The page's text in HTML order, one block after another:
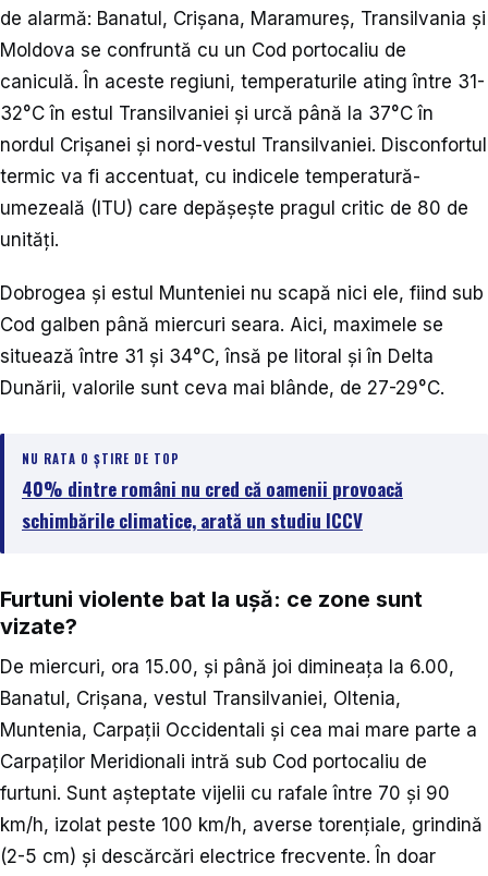
de alarmă: Banatul, Crișana, Maramureș, Transilvania și
Moldova se confruntă cu un Cod portocaliu de
caniculă. În aceste regiuni, temperaturile ating între 31-
32°C în estul Transilvaniei și urcă până la 37°C în
nordul Crișanei și nord-vestul Transilvaniei. Disconfortul
termic va fi accentuat, cu indicele temperatură-
umezeală (ITU) care depășește pragul critic de 80 de
unități.
Dobrogea și estul Munteniei nu scapă nici ele, fiind sub
Cod galben până miercuri seara. Aici, maximele se
situează între 31 și 34°C, însă pe litoral și în Delta
Dunării, valorile sunt ceva mai blânde, de 27-29°C.
NU RATA O ȘTIRE DE TOP
40% dintre români nu cred că oamenii provoacă
schimbările climatice, arată un studiu ICCV
Furtuni violente bat la ușă: ce zone sunt
vizate?
De miercuri, ora 15.00, și până joi dimineața la 6.00,
Banatul, Crișana, vestul Transilvaniei, Oltenia,
Muntenia, Carpații Occidentali și cea mai mare parte a
Carpaților Meridionali intră sub Cod portocaliu de
furtuni. Sunt așteptate vijelii cu rafale între 70 și 90
km/h, izolat peste 100 km/h, averse torențiale, grindină
(2-5 cm) și descărcări electrice frecvente. În doar